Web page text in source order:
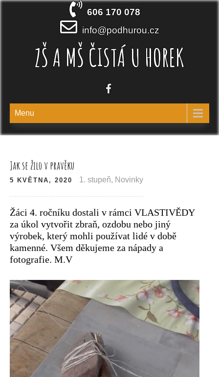
Skip
606 170 078
info@podhurou.cz
ZŠ A MŠ ČISTÁ U HOREK
Menu
Jak se žilo v pravěku
5 KVĚTNA, 2020 1. stupeň, Novinky
Žáci 4. ročníku dostali v rámci VLASTIVĚDY
za úkol vytvořit zbraň, ozdobu nebo jiný
výrobek, který mohli používat lidé v době
kamenné. Všem děkujeme za nápady a
fotografie. M.V